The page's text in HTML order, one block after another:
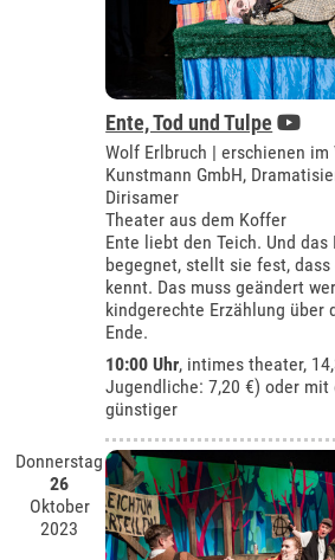
Ente, Tod und Tulpe
Wolf Erlbruch | erschienen im
Kunstmann GmbH,
Dirisamer
Theater aus dem Koffer
Ente liebt den Teich. Und
begegnet, stellt sie fest, dass
kennt. Das muss geändert
kindgerechte Erzählung über
Ende.
10:00 Uhr, intimes theater,
Jugendliche: 7,20 €) oder
günstiger
Donnerstag
26
Oktober
2023